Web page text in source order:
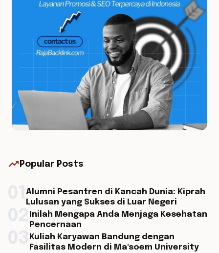
trending_up Popular Posts
Alumni Pesantren di Kancah Dunia: Kiprah
Lulusan yang Sukses di Luar Negeri
Inilah Mengapa Anda Menjaga Kesehatan
Pencernaan
Kuliah Karyawan Bandung dengan
Fasilitas Modern di Ma'soem University